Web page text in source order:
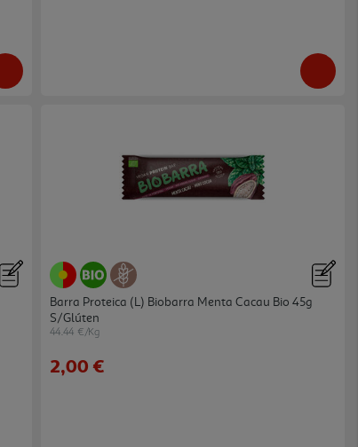
Barra Proteica (l) Biobarra Menta Cacau Bio 45g
S/glúten
44.44 €/Kg
2,00 €